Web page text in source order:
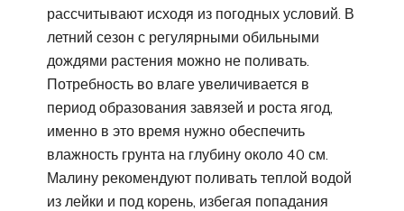
рассчитывают исходя из погодных условий. В
летний сезон с регулярными обильными
дождями растения можно не поливать.
Потребность во влаге увеличивается в
период образования завязей и роста ягод,
именно в это время нужно обеспечить
влажность грунта на глубину около 40 см.
Малину рекомендуют поливать теплой водой
из лейки и под корень, избегая попадания